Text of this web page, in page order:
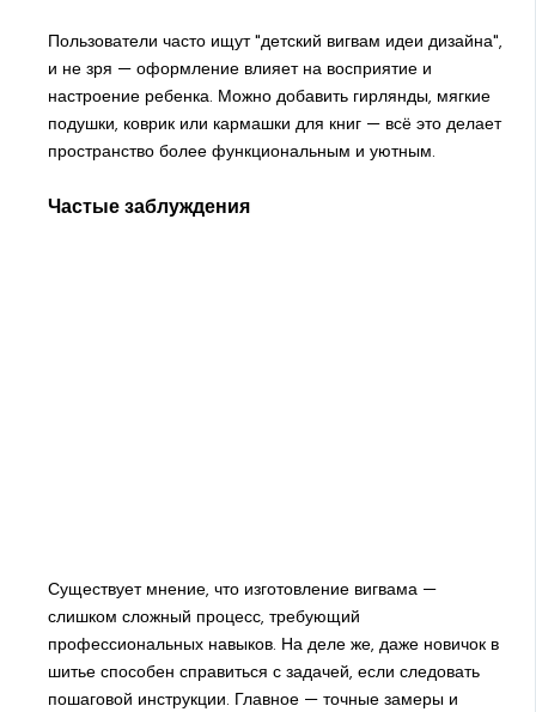
Пользователи часто ищут "детский вигвам идеи дизайна",
и не зря — оформление влияет на восприятие и
настроение ребенка. Можно добавить гирлянды, мягкие
подушки, коврик или кармашки для книг — всё это делает
пространство более функциональным и уютным.
Частые заблуждения
Существует мнение, что изготовление вигвама —
слишком сложный процесс, требующий
профессиональных навыков. На деле же, даже новичок в
шитье способен справиться с задачей, если следовать
пошаговой инструкции. Главное — точные замеры и